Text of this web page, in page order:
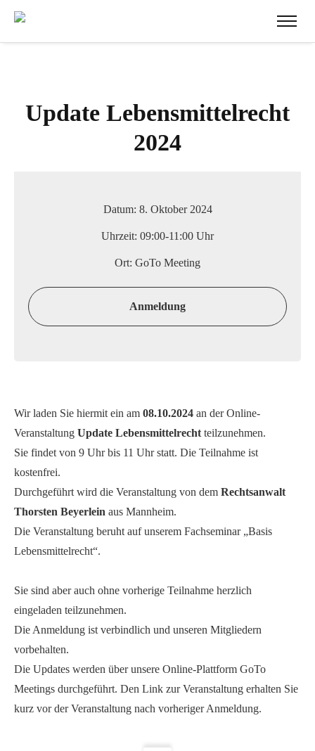
Update Lebensmittelrecht
2024
Datum: 8. Oktober 2024
Uhrzeit: 09:00-11:00 Uhr
Ort: GoTo Meeting
Anmeldung
Wir laden Sie hiermit ein am 08.10.2024 an der Online-
Veranstaltung Update Lebensmittelrecht teilzunehmen.
Sie findet von 9 Uhr bis 11 Uhr statt. Die Teilnahme ist
kostenfrei.
Durchgeführt wird die Veranstaltung von dem Rechtsanwalt
Thorsten Beyerlein aus Mannheim.
Die Veranstaltung beruht auf unserem Fachseminar „Basis
Lebensmittelrecht“.
Sie sind aber auch ohne vorherige Teilnahme herzlich
eingeladen teilzunehmen.
Die Anmeldung ist verbindlich und unseren Mitgliedern
vorbehalten.
Die Updates werden über unsere Online-Plattform GoTo
Meetings durchgeführt. Den Link zur Veranstaltung erhalten Sie
kurz vor der Veranstaltung nach vorheriger Anmeldung.